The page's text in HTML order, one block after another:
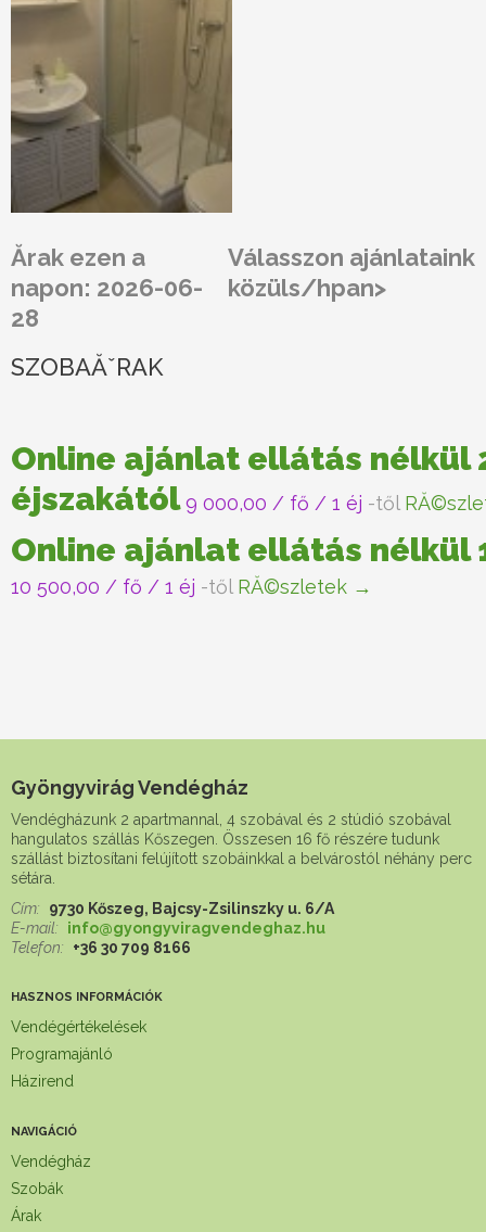
Ărak ezen a
napon: 2026-06-
28
Válasszon ajánlataink
közüls/hpan>
SZOBAĂˇRAK
Online ajánlat ellátás nélkül
éjszakától 9 000,00 / fő / 1 éj -től
Online ajánlat ellátás nélkül
10 500,00 / fő / 1 éj -től RĂ©szletek →
Gyöngyvirág Vendégház
Vendégházunk 2 apartmannal, 4 szobával és 2 stúdió szobával
hangulatos szállás Kőszegen. Összesen 16 fő részére tudunk
szállást biztosítani felújított szobáinkkal a belvárostól néhány perc
sétára.
Cím:
9730 Kőszeg, Bajcsy-Zsilinszky u. 6/A
E-mail:
info@gyongyviragvendeghaz.hu
Telefon:
+36 30 709 8166
HASZNOS INFORMÁCIÓK
Vendégértékelések
Programajánló
Házirend
NAVIGÁCIÓ
Vendégház
Szobák
Árak